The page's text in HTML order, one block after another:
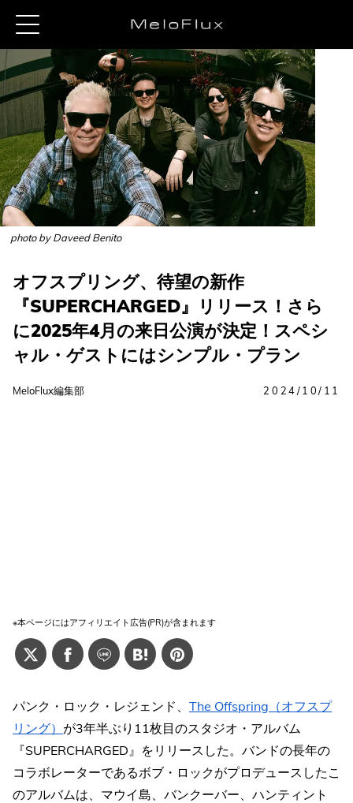
photo by Daveed Benito
オフスプリング、待望の新作
『SUPERCHARGED』リリース！さら
に2025年4月の来日公演が決定！スペシ
ャル・ゲストにはシンプル・プラン
MeloFlux編集部 2024/10/11
※本ページにはアフィリエイト広告(PR)が含まれます
パンク・ロック・レジェンド、 The Offspring（オフスプ
リング） が3年半ぶり11枚目のスタジオ・アルバム
『SUPERCHARGED』をリリースした。バンドの長年の
コラボレーターであるボブ・ロックがプロデュースしたこ
のアルバムは、マウイ島、バンクーバー、ハンティント